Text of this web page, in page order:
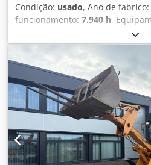
Condição: usado, Ano de fabrico:
funcionamento: 7.940 h,
, EXCAVADORA MÓVEL
(Escavadora Hidráulica) Número
N211 Fabricante do motor:
Horas de operação: 7940 h Peso
Comprimento para transporte:
transporte: 1,91 m Altura para
Amarelo Dkodpfx Aszripcecwsr -
Lâmina de nivelamento -
em ajudá-lo também na área de
com o apoio dos nossos
a alterações sem aviso prévio.